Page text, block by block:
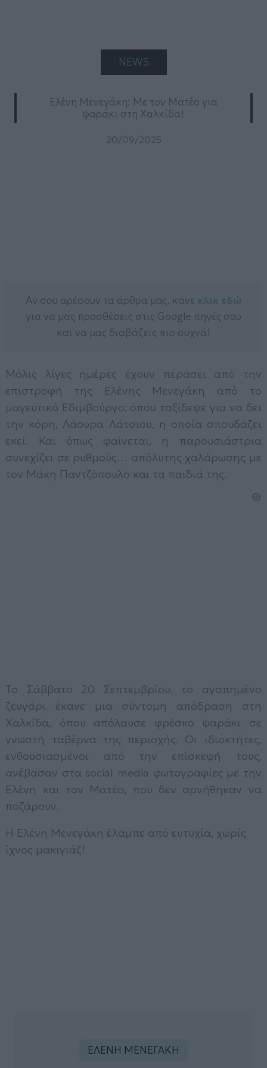
NEWS
Ελένη Μενεγάκη: Με τον Ματέο για
ψαράκι στη Χαλκίδα!
20/09/2025
Αν σου αρέσουν τα άρθρα μας, κάνε κλικ εδώ
για να μας προσθέσεις στις Google πηγές σου
και να μας διαβάζεις πιο συχνά!
Μόλις λίγες ημέρες έχουν περάσει από την
επιστροφή της Ελένης Μενεγάκη από το
μαγευτικό Εδιμβούργο, όπου ταξίδεψε για να δει
την κόρη, Λάουρα Λάτσιου, η οποία σπουδάζει
εκεί. Και όπως φαίνεται, η παρουσιάστρια
συνεχίζει σε ρυθμούς… απόλυτης χαλάρωσης με
τον Μάκη Παντζόπουλο και τα παιδιά της.
Το Σάββατο 20 Σεπτεμβρίου, το αγαπημένο
ζευγάρι έκανε μια σύντομη απόδραση στη
Χαλκίδα, όπου απόλαυσε φρέσκο ψαράκι σε
γνωστή ταβέρνα της περιοχής. Οι ιδιοκτήτες,
ενθουσιασμένοι από την επίσκεψή τους,
ανέβασαν στα social media φωτογραφίες με την
Ελένη και τον Ματέο, που δεν αρνήθηκαν να
ποζάρουν.
Η Ελένη Μενεγάκη έλαμπε από ευτυχία, χωρίς
ίχνος μακιγιάζ!
ΕΛΕΝΗ ΜΕΝΕΓΑΚΗ